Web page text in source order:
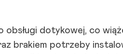
dotykowej, co
brakiem potrzeby